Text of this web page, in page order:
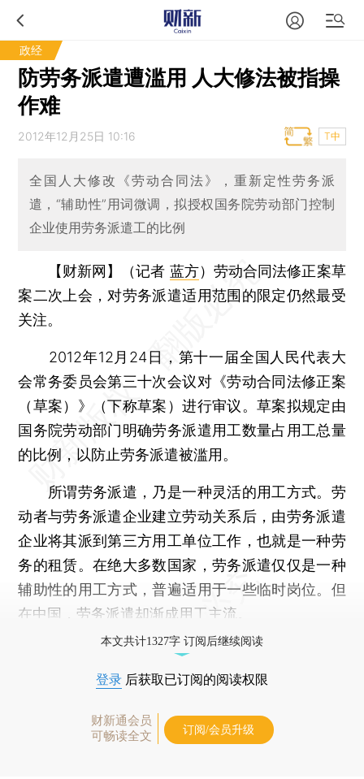
政经
防劳务派遣遭滥用 人大修法被指操
作难
2012年12月25日 10:16 T中
全国人大修改《劳动合同法》，重新定性劳务派
遣，“辅助性”用词微调，拟授权国务院劳动部门控制
企业使用劳务派遣工的比例
【财新网】（记者 蓝方） 劳动合同法修正案草
案二次上会，对劳务派遣适用范围的限定仍然最受
关注。
2012年12月24日，第十一届全国人民代表大
会常务委员会第三十次会议对《劳动合同法修正案
（草案）》（下称草案）进行审议。草案拟规定由
国务院劳动部门明确劳务派遣用工数量占用工总量
的比例，以防止劳务派遣被滥用。
所谓劳务派遣，乃是一种灵活的用工方式。劳
动者与劳务派遣企业建立劳动关系后，由劳务派遣
企业将其派到第三方用工单位工作，也就是一种劳
务的租赁。在绝大多数国家，劳务派遣仅仅是一种
辅助性的用工方式，普遍适用于一些临时岗位。但
在中国，劳务派遣却渐成用工主流。
本文共计1327字 订阅后继续阅读
登录 后获取已订阅的阅读权限
财新通会员
可畅读全文
订阅/会员升级